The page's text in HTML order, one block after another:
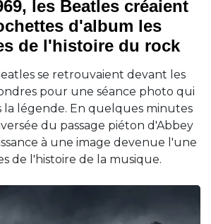
les Beatles créaient
d'album les
de l'histoire du rock
se retrouvaient devant les
pour une séance photo qui
la légende. En quelques minutes
du passage piéton d'Abbey
à une image devenue l'une
de l'histoire de la musique.